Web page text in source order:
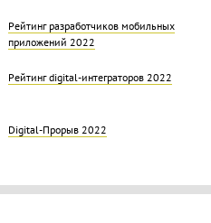
Рейтинг разработчиков мобильных
приложений 2022
Рейтинг digital-интеграторов 2022
Digital-Прорыв 2022